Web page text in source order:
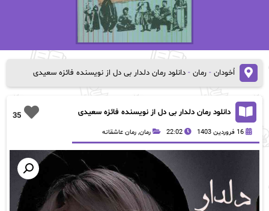
اُخودان- رمان- دانلود رمان دلدار بی دل از نویسنده فائزه سعیدی
35 دانلود رمان دلدار بی دل از نویسنده فائزه سعیدی
16 فروردین 1403 22:02 رمان, رمان عاشقانه